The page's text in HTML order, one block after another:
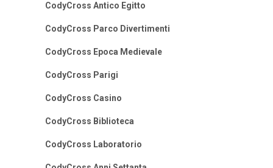
CodyCross Antico Egitto
CodyCross Parco Divertimenti
CodyCross Epoca Medievale
CodyCross Parigi
CodyCross Casino
CodyCross Biblioteca
CodyCross Laboratorio